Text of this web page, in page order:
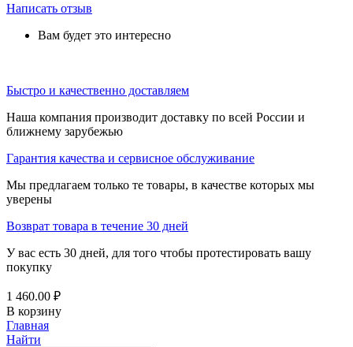
Написать отзыв
Вам будет это интересно
Быстро и качественно доставляем
Наша компания производит доставку по всей России и
ближнему зарубежью
Гарантия качества и сервисное обслуживание
Мы предлагаем только те товары, в качестве которых мы
уверены
Возврат товара в течение 30 дней
У вас есть 30 дней, для того чтобы протестировать вашу
покупку
1 460.00 ₽
В корзину
Главная
Найти